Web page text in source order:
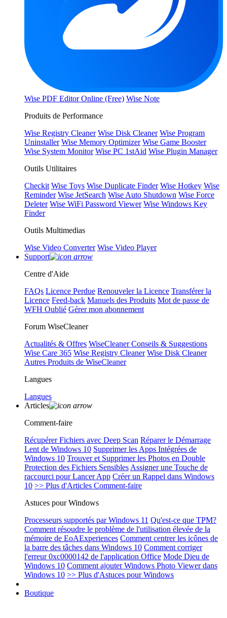
Wise PDF Editor Online (Free) Wise Note
Produits de Performance
Wise Registry Cleaner Wise Disk Cleaner Wise Program
Uninstaller Wise Memory Optimizer Wise Game Booster
Wise System Monitor Wise PC 1stAid Wise Plugin Manager
Outils Utilitaires
Checkit Wise Toys Wise Duplicate Finder Wise Hotkey Wise
Reminder Wise JetSearch Wise Auto Shutdown Wise Force
Deleter Wise WiFi Password Viewer Wise Windows Key
Finder
Outils Multimedias
Wise Video Converter Wise Video Player
Support
Centre d'Aide
FAQs Licence Perdue Renouveler la Licence Transférer la
Licence Feed-back Manuels des Produits Mot de passe de
WFH Oublié Gérer mon abonnement
Forum WiseCleaner
Actualités & Offres WiseCleaner Conseils & Suggestions
Wise Care 365 Wise Registry Cleaner Wise Disk Cleaner
Autres Produits de WiseCleaner
Langues
Langues
Articles
Comment-faire
Récupérer Fichiers avec Deep Scan Réparer le Démarrage
Lent de Windows 10 Supprimer les Apps Intégrées de
Windows 10 Trouver et Supprimer les Photos en Double
Protection des Fichiers Sensibles Assigner une Touche de
raccourci pour Lancer App Créer un Rappel dans Windows
10 >> Plus d'Articles Comment-faire
Astuces pour Windows
Processeurs supportés par Windows 11 Qu'est-ce que TPM?
Comment résoudre le problème de l'utilisation élevée de la
mémoire de EoAExperiences Comment centrer les icônes de
la barre des tâches dans Windows 10 Comment corriger
l'erreur 0xc0000142 de l'application Office Mode Dieu de
Windows 10 Comment ajouter Windows Photo Viewer dans
Windows 10 >> Plus d'Astuces pour Windows
Boutique